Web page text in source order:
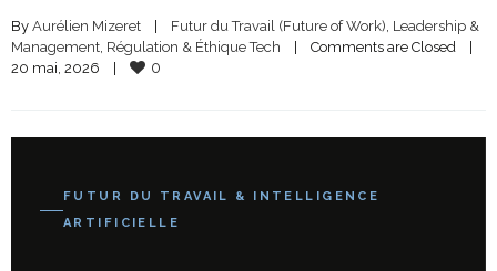
By Aurélien Mizeret | Futur du Travail (Future of Work) Leadership &
Management Régulation & Éthique Tech | Comments are Closed
|
20 mai, 2026 | 0
FUTUR DU TRAVAIL & INTELLIGENCE
ARTIFICIELLE